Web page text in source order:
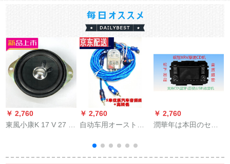
￥ 2,760
東風小康K 17 V 27 C
￥ 2,760
自动车用オーストリ
コンバータ车载CDオ
ーストリア・ディオ
￥ 2,760
潤華年は本田のセオ
しいフィットのフロ